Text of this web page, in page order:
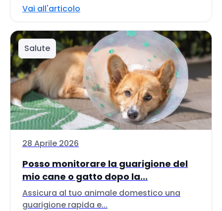
Vai all'articolo
Salute
28 Aprile 2026
Posso monitorare la guarigione del
mio cane o gatto dopo la...
Assicura al tuo animale domestico una
guarigione rapida e...